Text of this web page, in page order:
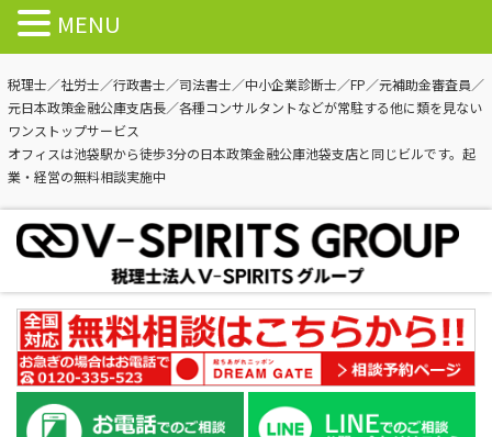
税理士／社労士／行政書士／司法書士／中小企業診断士／FP／元補助金審査員／
元日本政策金融公庫支店長／各種コンサルタントなどが常駐する他に類を見ない
ワンストップサービス
オフィスは池袋駅から徒歩3分の日本政策金融公庫池袋支店と同じビルです。起
業・経営の無料相談実施中
MENU